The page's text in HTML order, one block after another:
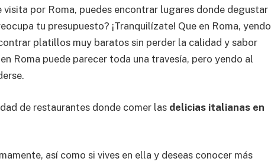
por Roma, puedes encontrar lugares donde degustar
tu presupuesto? ¡Tranquilízate! Que en Roma, yendo
platillos muy baratos sin perder la calidad y sabor
Roma puede parecer toda una travesía, pero yendo al
de restaurantes donde comer las delicias italianas en
así como si vives en ella y deseas conocer más